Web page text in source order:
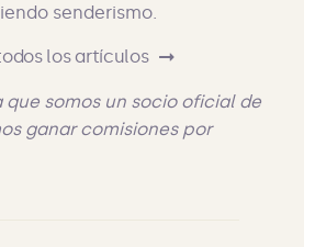
senderismo.
los artículos
que somos un socio oficial de
ganar comisiones por